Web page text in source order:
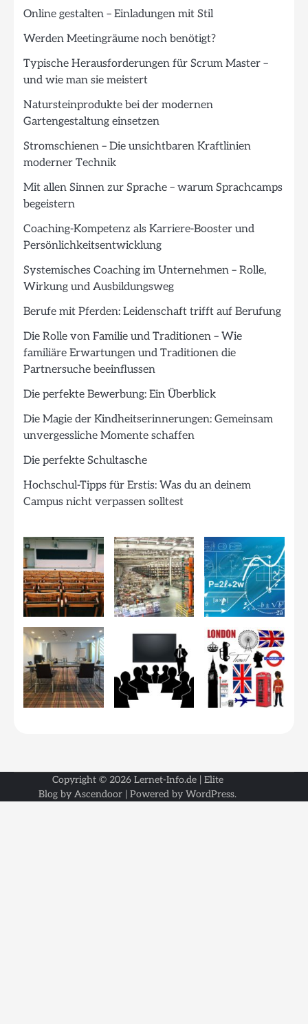
Online gestalten – Einladungen mit Stil
Werden Meetingräume noch benötigt?
Typische Herausforderungen für Scrum Master –
und wie man sie meistert
Natursteinprodukte bei der modernen
Gartengestaltung einsetzen
Stromschienen – Die unsichtbaren Kraftlinien
moderner Technik
Mit allen Sinnen zur Sprache – warum Sprachcamps
begeistern
Coaching-Kompetenz als Karriere-Booster und
Persönlichkeitsentwicklung
Systemisches Coaching im Unternehmen – Rolle,
Wirkung und Ausbildungsweg
Berufe mit Pferden: Leidenschaft trifft auf Berufung
Die Rolle von Familie und Traditionen – Wie
familiäre Erwartungen und Traditionen die
Partnersuche beeinflussen
Die perfekte Bewerbung: Ein Überblick
Die Magie der Kindheitserinnerungen: Gemeinsam
unvergessliche Momente schaffen
Die perfekte Schultasche
Hochschul-Tipps für Erstis: Was du an deinem
Campus nicht verpassen solltest
Copyright © 2026 Lernet-Info.de| Elite
Blog by Ascendoor | Powered by WordPress.